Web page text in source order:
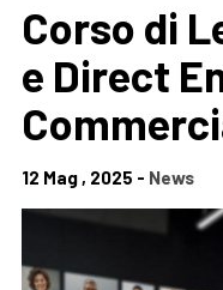
Corso di
e Direct
12 Mag , 2025 - News